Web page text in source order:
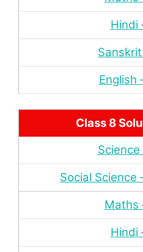
Hindi
English
Class 8
Science
Social Science –
Maths
Hindi